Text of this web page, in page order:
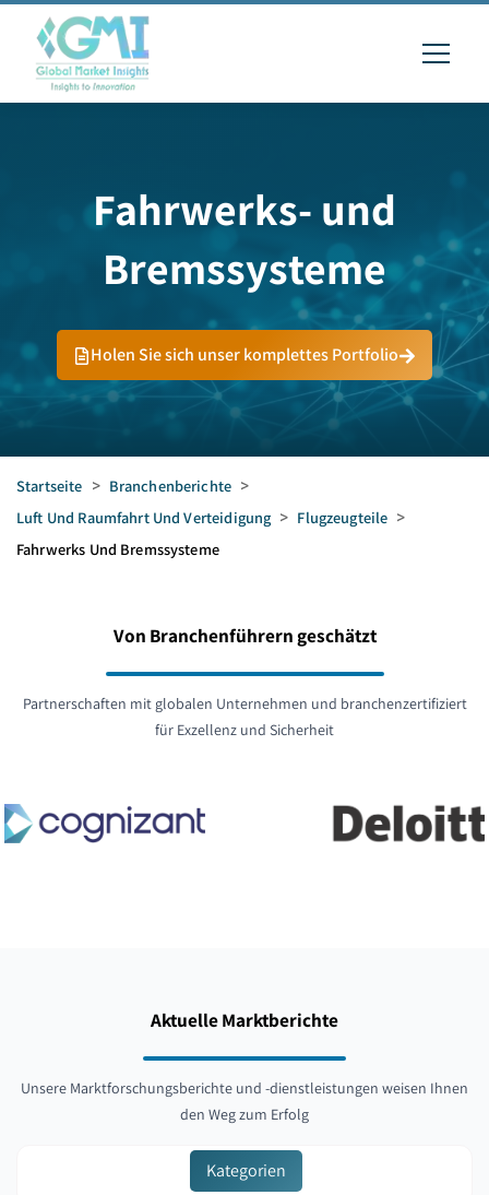
Fahrwerks- und
Bremssysteme
Holen Sie sich unser komplettes Portfolio
Startseite > Branchenberichte >
Luft Und Raumfahrt Und Verteidigung > Flugzeugteile >
Fahrwerks Und Bremssysteme
Von Branchenführern geschätzt
Partnerschaften mit globalen Unternehmen und branchenzertifiziert
für Exzellenz und Sicherheit
Aktuelle Marktberichte
Unsere Marktforschungsberichte und -dienstleistungen weisen Ihnen
den Weg zum Erfolg
Kategorien